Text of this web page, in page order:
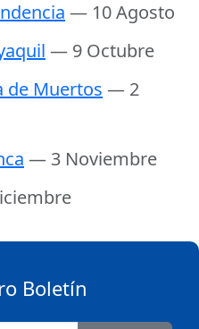
— 10 Agosto
— 9 Octubre
de Muertos — 2
— 3 Noviembre
Boletín